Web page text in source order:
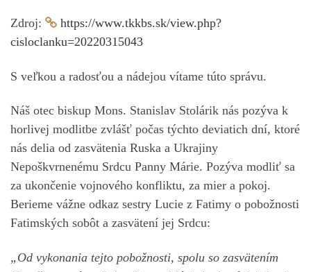
Zdroj:
https://www.tkkbs.sk/view.php?
cisloclanku=20220315043
S veľkou a radosťou a nádejou vítame túto správu.
Náš otec biskup Mons. Stanislav Stolárik nás pozýva k
horlivej modlitbe zvlášť počas týchto deviatich dní, ktoré
nás delia od zasvätenia Ruska a Ukrajiny
Nepoškvrnenému Srdcu Panny Márie. Pozýva modliť sa
za ukončenie vojnového konfliktu, za mier a pokoj.
Berieme vážne odkaz sestry Lucie z Fatimy o pobožnosti
Fatimských sobôt a zasvätení jej Srdcu:
„Od vykonania tejto pobožnosti, spolu so zasvätením